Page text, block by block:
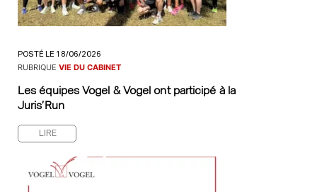
POSTÉ LE 18/06/2026
RUBRIQUE VIE DU CABINET
Les équipes Vogel & Vogel ont participé à la
Juris’Run
LIRE